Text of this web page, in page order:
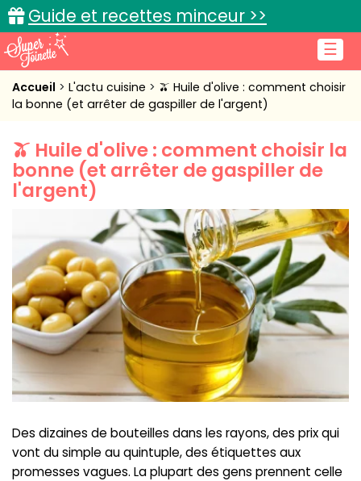
☰
Guide et recettes minceur >>
Accueil
Cuisine pratique
L'actu cuisine
Connexion
Accueil L'actu cuisine
🫒 Huile d'olive : comment choisir
la bonne (et arrêter de gaspiller de l'argent)
🫒 Huile d'olive : comment choisir la
bonne (et arrêter de gaspiller de
l'argent)
Des dizaines de bouteilles dans les rayons, des prix qui
vont du simple au quintuple, des étiquettes aux
promesses vagues. La plupart des gens prennent celle